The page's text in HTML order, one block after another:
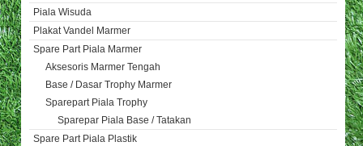
Piala Wisuda
Plakat Vandel Marmer
Spare Part Piala Marmer
Aksesoris Marmer Tengah
Base / Dasar Trophy Marmer
Sparepart Piala Trophy
Sparepar Piala Base / Tatakan
Spare Part Piala Plastik